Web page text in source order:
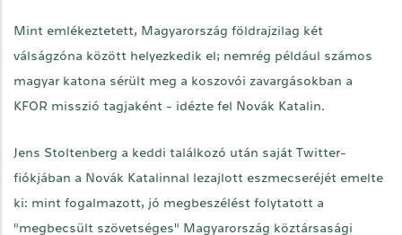
Mint emlékeztetett, Magyarország földrajzilag két
válságzóna között helyezkedik el; nemrég például számos
magyar katona sérült meg a koszovói zavargásokban a
KFOR misszió tagjaként - idézte fel Novák Katalin.
Jens Stoltenberg a keddi találkozó után saját Twitter-
fiókjában a Novák Katalinnal lezajlott eszmecseréjét emelte
ki: mint fogalmazott, jó megbeszélést folytatott a
"megbecsült szövetséges" Magyarország köztársasági